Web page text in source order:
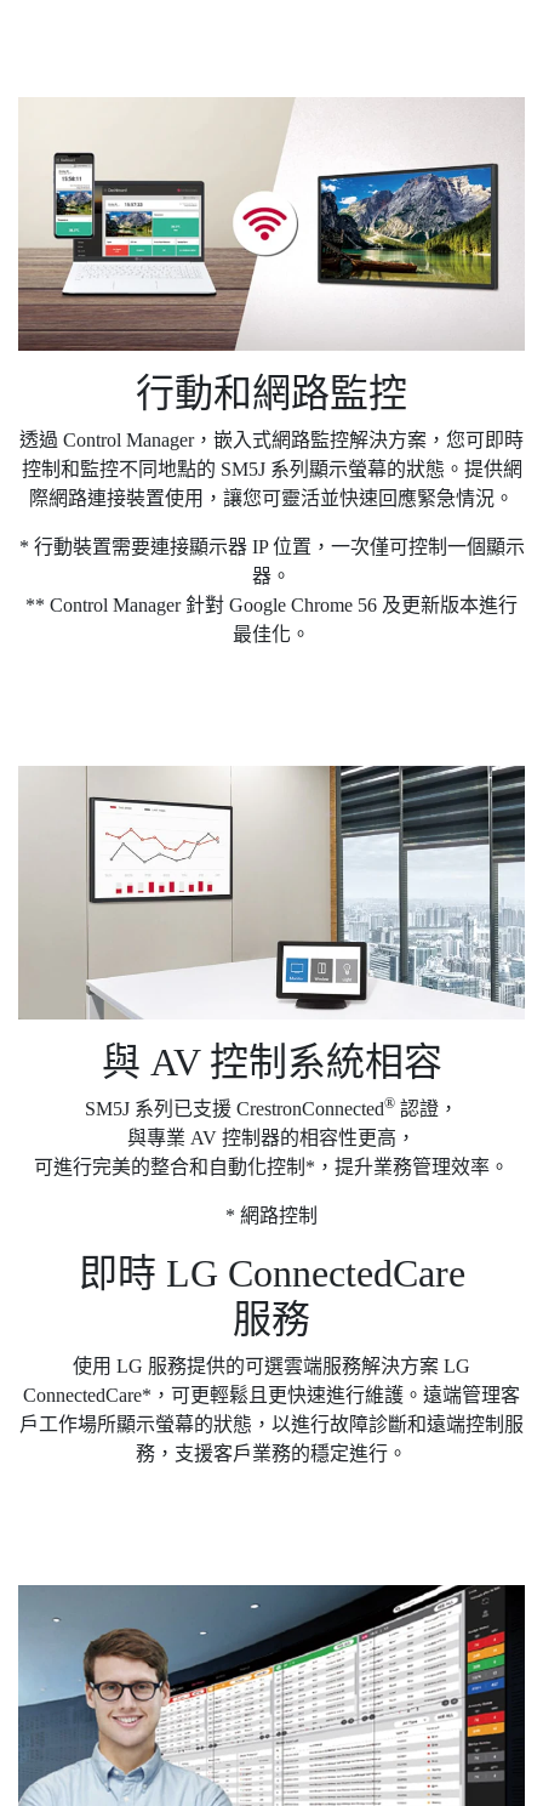
行動和網路監控
透過 Control Manager，嵌入式網路監控解決方案，您可即時
控制和監控不同地點的 SM5J 系列顯示螢幕的狀態。提供網
際網路連接裝置使用，讓您可靈活並快速回應緊急情況。
* 行動裝置需要連接顯示器 IP 位置，一次僅可控制一個顯示
器。
** Control Manager 針對 Google Chrome 56 及更新版本進行
最佳化。
與 AV 控制系統相容
SM5J 系列已支援 CrestronConnected® 認證，
與專業 AV 控制器的相容性更高，
可進行完美的整合和自動化控制*，提升業務管理效率。
* 網路控制
即時 LG ConnectedCare
服務
使用 LG 服務提供的可選雲端服務解決方案 LG
ConnectedCare*，可更輕鬆且更快速進行維護。遠端管理客
戶工作場所顯示螢幕的狀態，以進行故障診斷和遠端控制服
務，支援客戶業務的穩定進行。